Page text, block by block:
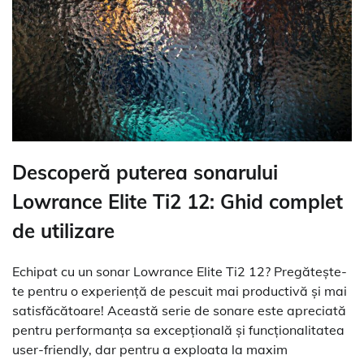
Descoperă puterea sonarului
Lowrance Elite Ti2 12: Ghid complet
de utilizare
Echipat cu un sonar Lowrance Elite Ti2 12? Pregătește-
te pentru o experiență de pescuit mai productivă și mai
satisfăcătoare! Această serie de sonare este apreciată
pentru performanța sa excepțională și funcționalitatea
user-friendly, dar pentru a exploata la maxim